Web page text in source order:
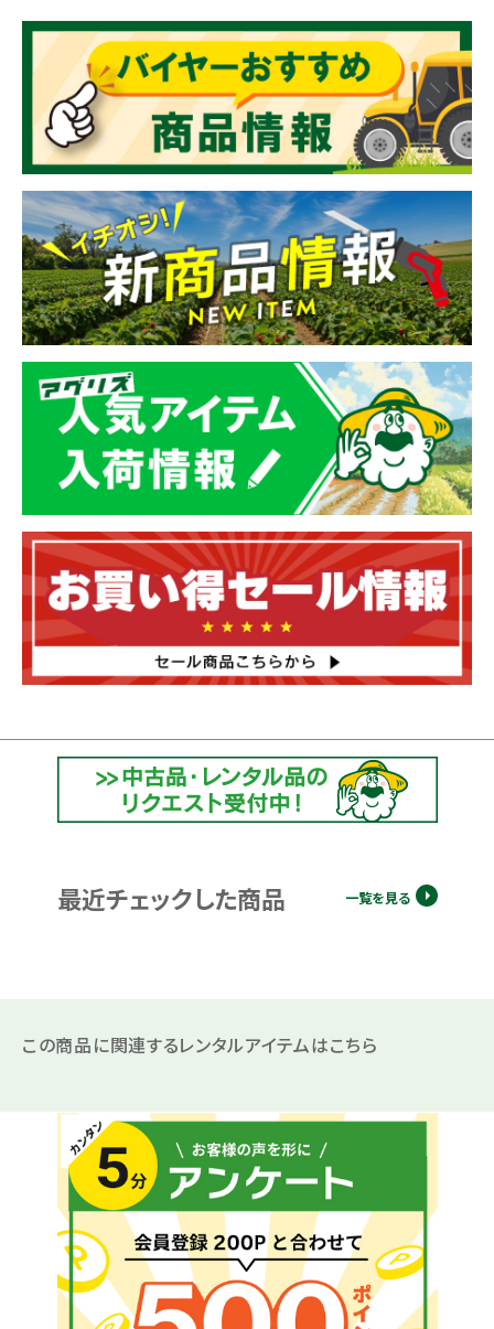
最近チェックした商品 一覧を見る
この商品に関連するレンタルアイテムはこちら